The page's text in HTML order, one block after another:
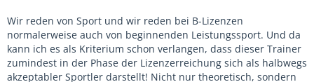
Bei unserem Leistungsverein um die Ecke scheint das in der
U11 wohl kein Problem zu sein.
Der müsste eigentlich entlassen werden.
Dein Beispiel:
Wir reden von Sport und wir reden bei B-Lizenzen
normalerweise auch von beginnenden Leistungssport. Und da
kann ich es als Kriterium schon verlangen, dass dieser Trainer
zumindest in der Phase der Lizenzerreichung sich als halbwegs
akzeptabler Sportler darstellt! Nicht nur theoretisch, sondern